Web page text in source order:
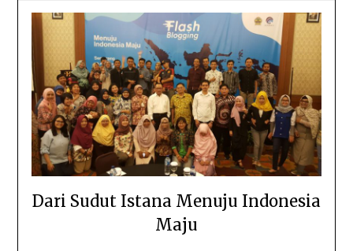
Dari Sudut Istana Menuju Indonesia
Maju